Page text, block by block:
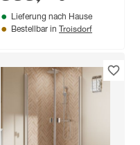
Alu-Naturfarben für
Duschwanneneinbaumaß
880 - 900 / 875 - 900
Lieferung nach Hause
Bestellbar in Troisdorf